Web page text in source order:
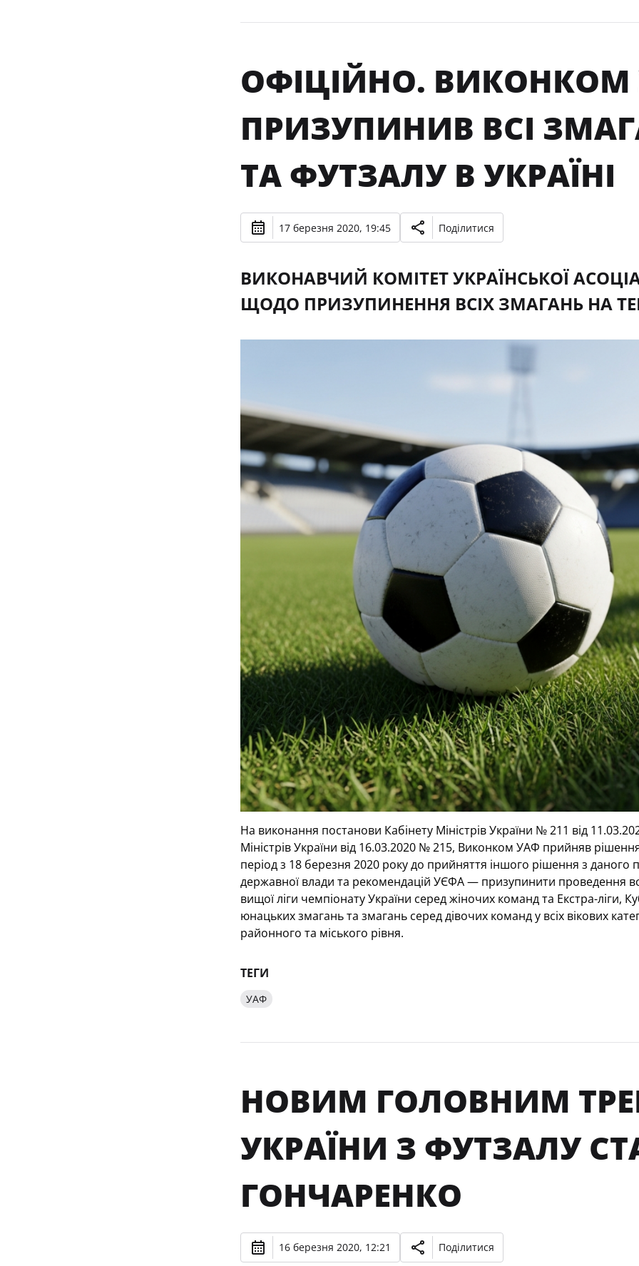
ОФІЦІЙНО.
ПРИЗУПИНИВ ВСІ
ТА ФУТЗАЛУ В УКРАЇНІ
17 березня 2020, 19:45 Поділитися
ВИКОНАВЧИЙ КОМІТЕТ УКРАЇНСЬКОЇ
ЩОДО ПРИЗУПИНЕННЯ ВСІХ ЗМАГАНЬ НА
На виконання постанови Кабінету Міністрів України № 211 від
Міністрів України від 16.03.2020 № 215, Виконком УАФ прийняв
період з 18 березня 2020 року до прийняття іншого рішення з даного
державної влади та рекомендацій УЄФА — призупинити проведення
вищої ліги чемпіонату України серед жіночих команд та Екстра-
юнацьких змагань та змагань серед дівочих команд у всіх вікових
районного та міського рівня.
ТЕГИ
УАФ
НОВИМ ГОЛОВНИМ
УКРАЇНИ З ФУТЗАЛУ
ГОНЧАРЕНКО
16 березня 2020, 12:21 Поділитися